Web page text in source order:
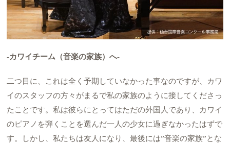
-カワイチーム（音楽の家族）へ-
二つ目に、これは全く予期していなかった事なのですが、カワ
イのスタッフの方々がまるで私の家族のように接してくださっ
たことです。私は彼らにとってはただの外国人であり、カワイ
のピアノを弾くことを選んだ一人の少女に過ぎなかったはずで
す。しかし、私たちは友人になり、最後には”音楽の家族”とな